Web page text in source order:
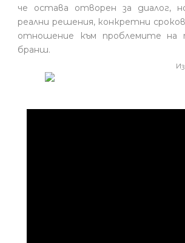
че остава отворен за диалог,
реални решения, конкретни
отношение към проблемите на
бранш.